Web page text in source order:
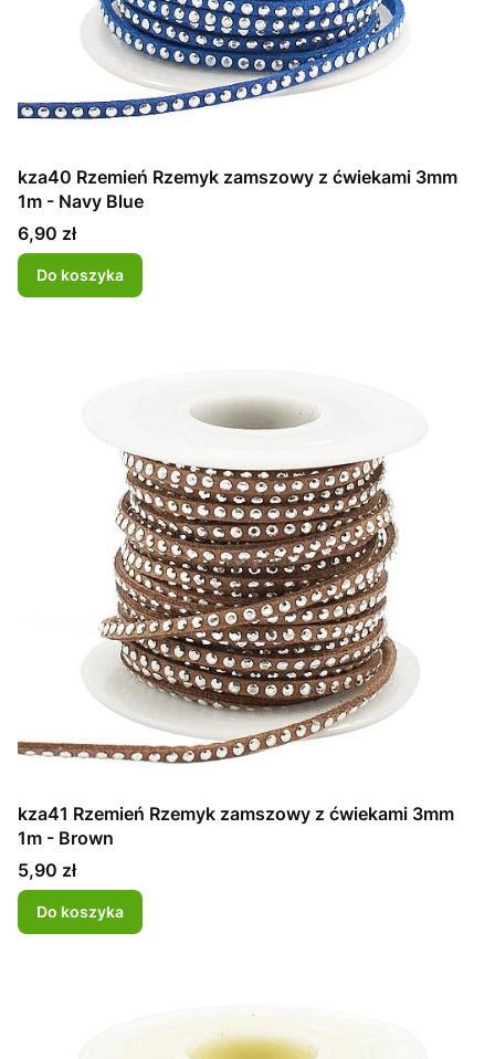
kza40 Rzemień Rzemyk zamszowy z ćwiekami 3mm
1m - Navy Blue
Cena
6,90 zł
Do koszyka
kza41 Rzemień Rzemyk zamszowy z ćwiekami 3mm
1m - Brown
Cena
5,90 zł
Do koszyka